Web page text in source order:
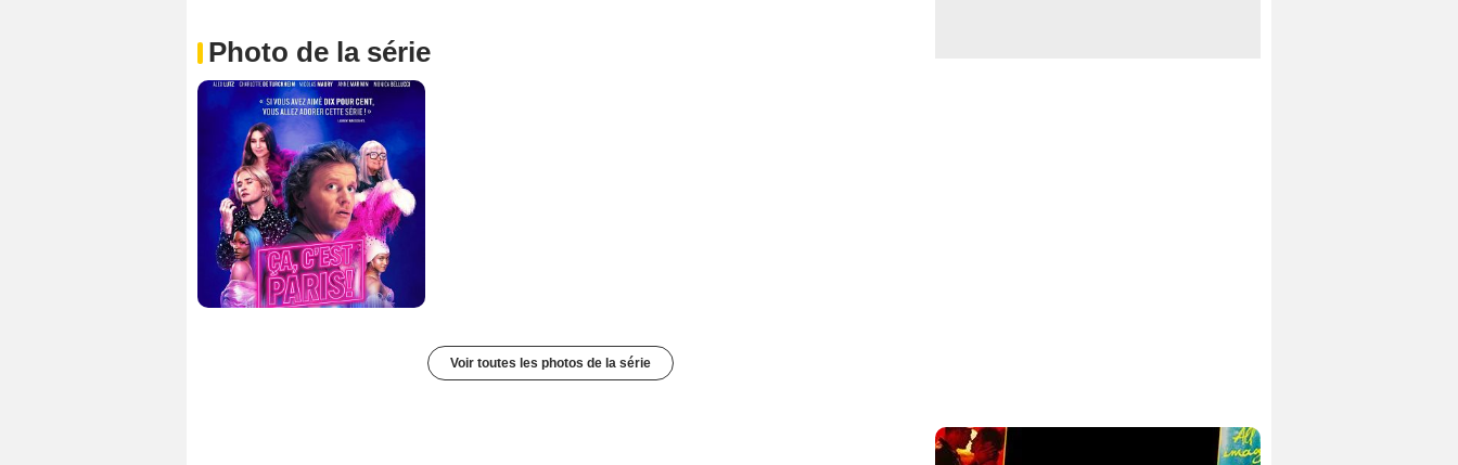
Photo de la série
Voir toutes les photos de la série